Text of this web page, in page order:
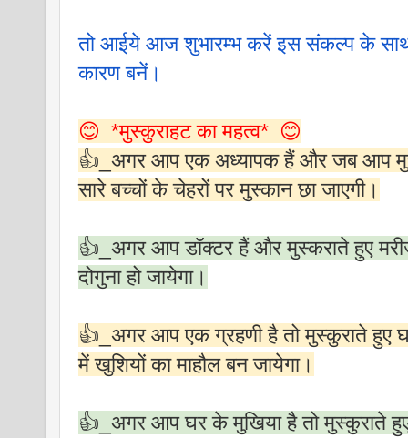
तो आईये आज शुभारम्भ करें इस संकल्प के
कारण बनें।
😊  *मुस्कुराहट का महत्व*  😊
👍_अगर आप एक अध्यापक हैं और जब आप
सारे बच्चों के चेहरों पर मुस्कान छा जाएगी।
👍_अगर आप डॉक्टर हैं और मुस्कराते हुए
दोगुना हो जायेगा।
👍_अगर आप एक ग्रहणी है तो मुस्कुराते हुए
में खुशियों का माहौल बन जायेगा।
👍_अगर आप घर के मुखिया है तो मुस्कुराते